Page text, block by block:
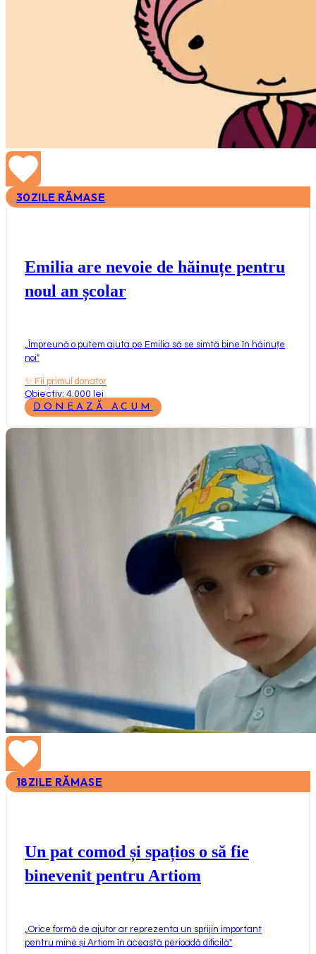
30ZILE RĂMASE
Emilia are nevoie de hăinuțe pentru
noul an școlar
Împreună o putem ajuta pe Emilia să se simtă bine în hăinuțe
noi"
✨ Fii primul donator
Obiectiv: 4.000 lei
DONEAZĂ ACUM
18ZILE RĂMASE
Un pat comod și spațios o să fie
binevenit pentru Artiom
Orice formă de ajutor ar reprezenta un sprijin important
pentru mine și Artiom în această perioadă dificilă"